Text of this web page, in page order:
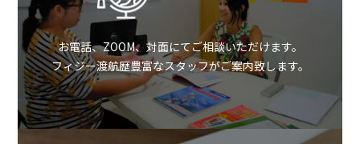
お電話、ZOOM、対面にてご相談いただけます。
フィジー渡航歴豊富なスタッフがご案内致します。